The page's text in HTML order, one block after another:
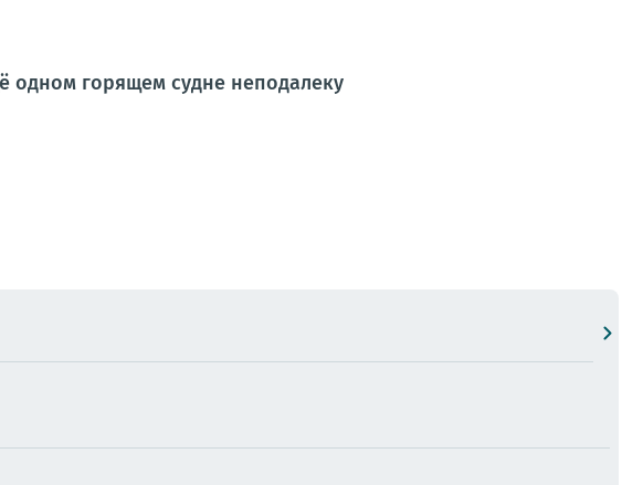
одном горящем судне неподалеку